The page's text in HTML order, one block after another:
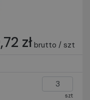
zł brutto / szt
szt